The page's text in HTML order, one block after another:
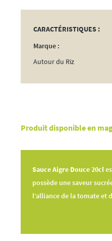
Produit disponible en
Sauce Aigre Douce 20cl
possède une saveur
l’alliance de la tomate et
20cl
CARACTÉRISTIQUES :
Marque :
Autour du Riz